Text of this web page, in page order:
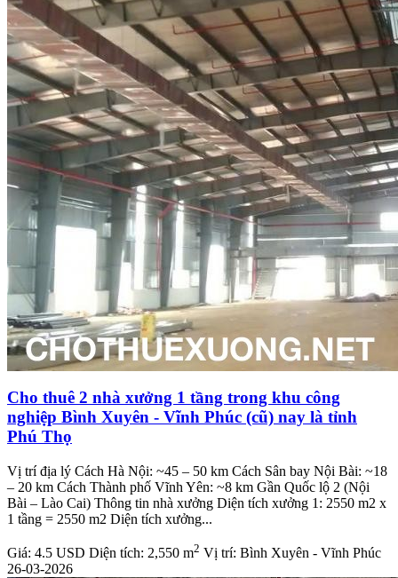
Cho thuê 2 nhà xưởng 1 tầng trong khu công
nghiệp Bình Xuyên - Vĩnh Phúc (cũ) nay là tỉnh
Phú Thọ
Vị trí địa lý Cách Hà Nội: ~45 – 50 km Cách Sân bay Nội Bài: ~18
– 20 km Cách Thành phố Vĩnh Yên: ~8 km Gần Quốc lộ 2 (Nội
Bài – Lào Cai) Thông tin nhà xưởng Diện tích xưởng 1: 2550 m2 x
1 tầng = 2550 m2 Diện tích xưởng...
Giá: 4.5 USD Diện tích: 2,550 m2 Vị trí: Bình Xuyên - Vĩnh Phúc
26-03-2026